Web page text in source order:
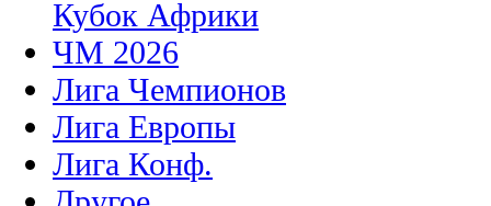
Кубок Африки
ЧМ 2026
Лига Чемпионов
Лига Европы
Лига Конф.